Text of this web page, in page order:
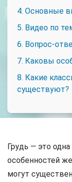
4. Основные
5. Видео по
6. Вопрос-
7. Каковы
8. Какие
существуют?
Грудь — это
особенностей
могут